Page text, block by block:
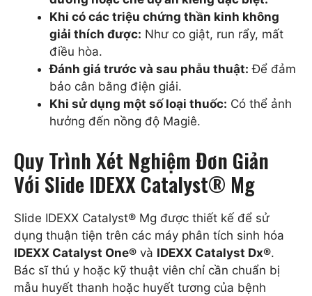
Khi có các triệu chứng thần kinh không
giải thích được: Như co giật, run rẩy, mất
điều hòa.
Đánh giá trước và sau phẫu thuật: Để đảm
bảo cân bằng điện giải.
Khi sử dụng một số loại thuốc: Có thể ảnh
hưởng đến nồng độ Magiê.
Quy Trình Xét Nghiệm Đơn Giản
Với Slide IDEXX Catalyst® Mg
Slide IDEXX Catalyst® Mg được thiết kế để sử
dụng thuận tiện trên các máy phân tích sinh hóa
IDEXX Catalyst One® và IDEXX Catalyst Dx®.
Bác sĩ thú y hoặc kỹ thuật viên chỉ cần chuẩn bị
mẫu huyết thanh hoặc huyết tương của bệnh